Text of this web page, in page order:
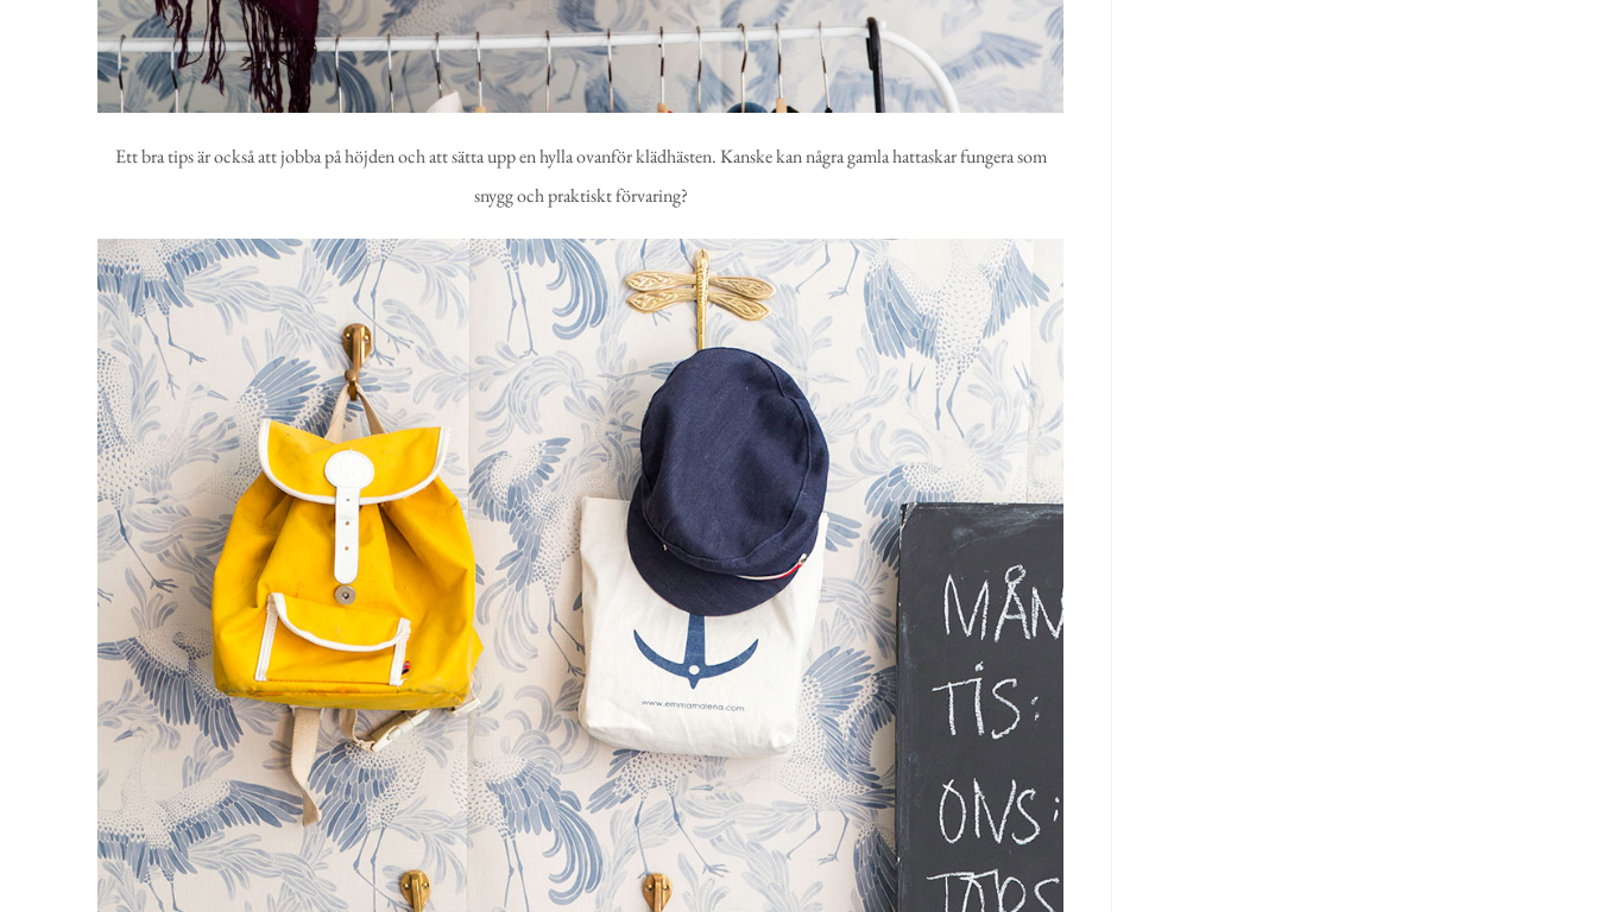
Ett bra tips är också att jobba på höjden och att sätta upp en hylla ovanför klädhästen. Kanske kan några gamla hattaskar fungera som
snygg och praktiskt förvaring?